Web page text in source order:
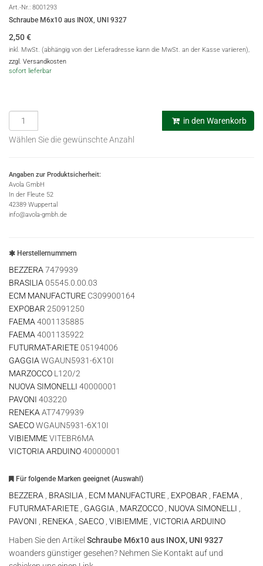
Art.-Nr.: 8001293
Schraube M6x10 aus INOX, UNI 9327
2,50€
inkl. MwSt. (abhängig von der Lieferadresse kann die MwSt. an der Kasse variieren),
zzgl. Versandkosten
sofort lieferbar
in den Warenkorb
Wählen Sie die gewünschte Anzahl
Angaben zur Produktsicherheit:
Avola GmbH
In der Fleute 52
42389 Wuppertal
info@avola-gmbh.de
Herstellernummern
BEZZERA 7479939
BRASILIA 05545.0.00.03
ECM MANUFACTURE C309900164
EXPOBAR 25091250
FAEMA 4001135885
FAEMA 4001135922
FUTURMAT-ARIETE05194006
GAGGIA WGAUN5931-6X10I
MARZOCCO L120/2
NUOVA SIMONELLI 40000001
PAVONI 403220
RENEKA AT7479939
SAECOWGAUN5931-6X10I
VIBIEMMEVITEBR6MA
VICTORIA ARDUINO40000001
Für folgende Marken geeignet (Auswahl)
BEZZERA BRASILIA ECM MANUFACTURE EXPOBAR FAEMA
FUTURMAT-ARIETE
GAGGIA MARZOCCO NUOVA SIMONELLI
PAVONI
RENEKA SAECO VIBIEMME VICTORIA ARDUINO
Haben Sie den Artikel Schraube M6x10 aus INOX, UNI 9327
woanders günstiger gesehen? Nehmen Sie Kontakt auf und